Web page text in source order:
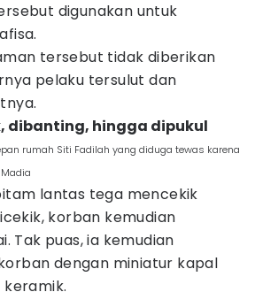
digunakan untuk
tersebut tidak diberikan
pelaku tersulut dan
dibanting, hingga dipukul
rumah Siti Fadilah yang diduga tewas karena
lantas tega mencekik
korban kemudian
Tak puas, ia kemudian
dengan miniatur kapal